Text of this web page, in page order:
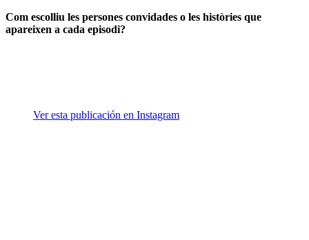
Com escolliu les persones convidades o les històries que
apareixen a cada episodi?
Ver esta publicación en Instagram